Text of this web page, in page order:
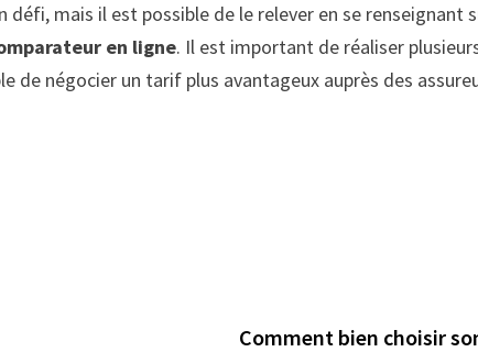
mais il est possible de le relever en se
en ligne. Il est important de réaliser
négocier un tarif plus avantageux auprès des
Comment bien choisir